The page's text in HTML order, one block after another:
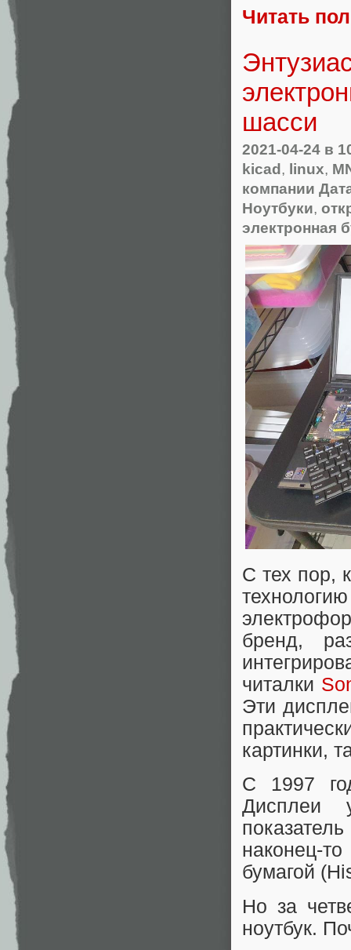
Читать
шасси
2021-04-24 в
kicad, linux,
компании
Ноутбуки,
электронная
С тех пор,
бренд,
читалки
Эти
картинки,
С 1997
Дисплеи
наконец-
бумагой
Но за
ноутбук.